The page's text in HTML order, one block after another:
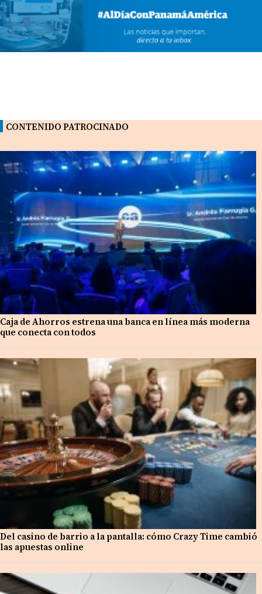
CONTENIDO PATROCINADO
Caja de Ahorros estrena una banca en línea más moderna
que conecta con todos
Del casino de barrio a la pantalla: cómo Crazy Time cambió
las apuestas online